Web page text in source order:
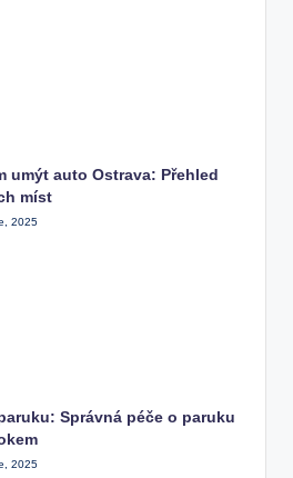
umýt auto Ostrava: Přehled
míst
2025
Správná péče o paruku
2025